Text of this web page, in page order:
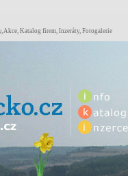
Akce, Katalog firem, Inzeráty, Fotogalerie